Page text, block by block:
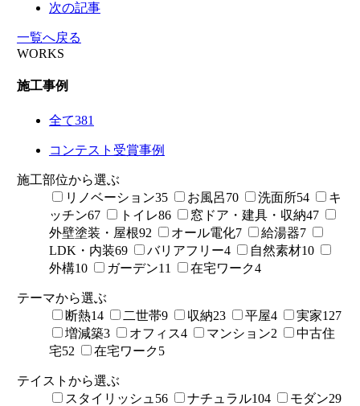
次の記事
一覧へ戻る
WORKS
施工事例
全て381
コンテスト受賞事例
施工部位から選ぶ
リノベーション35 お風呂70 洗面所54
キ
ッチン67 トイレ86 窓ドア・建具・収納47
外壁塗装・屋根92 オール電化7 給湯器7
LDK・内装69 バリアフリー4 自然素材10
外構10 ガーデン11 在宅ワーク4
テーマから選ぶ
断熱14 二世帯9 収納23 平屋4 実家127
増減築3 オフィス4 マンション2
中古住
宅52 在宅ワーク5
テイストから選ぶ
スタイリッシュ 56 ナチュラル104 モダン29